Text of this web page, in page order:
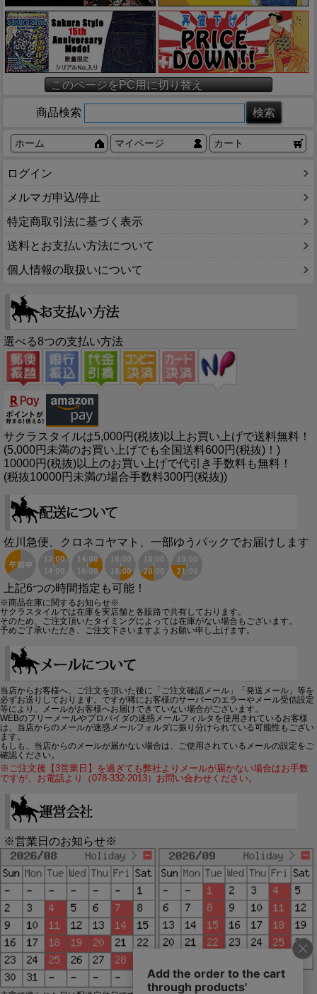
このページをPC用に切り替え
商品検索
ホーム マイページ カート
ログイン
メルマガ申込/停止
特定商取引法に基づく表示
送料とお支払い方法について
個人情報の取扱いについて
選べる8つの支払い方法
サクラスタイルは5,000円(税抜)以上お買い上げで送料無料！
(5,000円未満のお買い上げでも全国送料600円(税抜)！)
10000円(税抜)以上のお買い上げで代引き手数料も無料！
(税抜10000円未満の場合手数料300円(税抜))
佐川急便、クロネコヤマト、一部ゆうパックでお届けします
上記6つの時間指定も可能！
※商品在庫に関するお知らせ※
サクラスタイルでは在庫を実店舗と各販路で共有しております。
そのため、ご注文頂いたタイミングによっては在庫がない場合もございます。
予めご了承いただき、ご注文下さいますようお願い申し上げます。
当店からお客様へ、ご注文を頂いた後に「ご注文確認メール」「発送メール」等を
必ずお送りしております。ですが稀にお客様のサーバーのエラーやメール受信設定
等により、メールがお客様へお届けできていない場合がございます。
WEBのフリーメールやプロバイダの迷惑メールフィルタを使用されているお客様
は、当店からのメールが迷惑メールフォルダに振り分けられている可能性もござい
ます。
もしも、当店からのメールが届かない場合は、ご使用されているメールの設定をご
確認ください。
※ご注文後【3営業日】を過ぎても弊社よりメールが届かない場合はお手数
ですが、お電話より（078-332-2013）お問い合わせください。
※営業日のお知らせ※